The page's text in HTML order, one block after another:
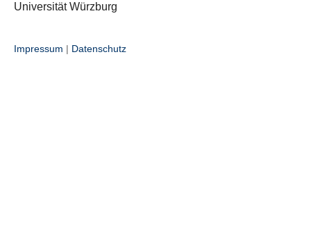
Universität Würzburg
Impressum | Datenschutz